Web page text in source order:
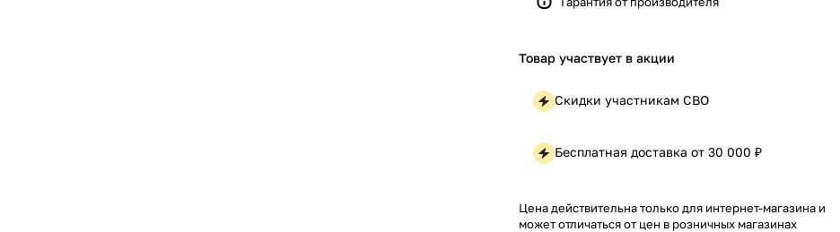
Товар участвует в акции
Скидки участникам СВО
Бесплатная доставка от 30 000 ₽
Цена действительна только для интернет-магазина и
может отличаться от цен в розничных магазинах